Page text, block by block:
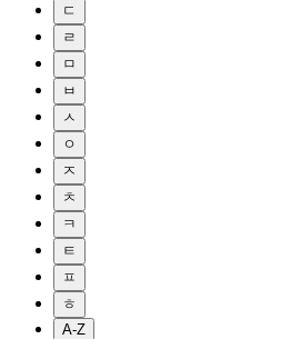
ㄷ
ㄹ
ㅁ
ㅂ
ㅅ
ㅇ
ㅈ
ㅊ
ㅋ
ㅌ
ㅍ
ㅎ
A-Z